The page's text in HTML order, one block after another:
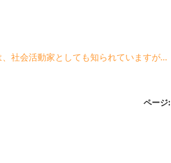
、社会活動家としても知られていますが…
ページ: